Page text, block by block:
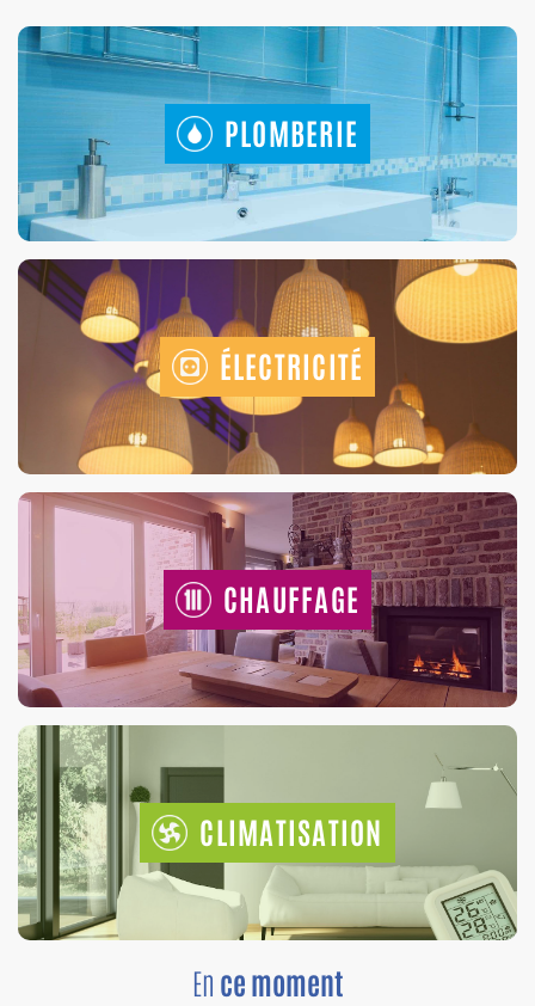
PLOMBERIE
ÉLECTRICITÉ
CHAUFFAGE
CLIMATISATION
En ce moment